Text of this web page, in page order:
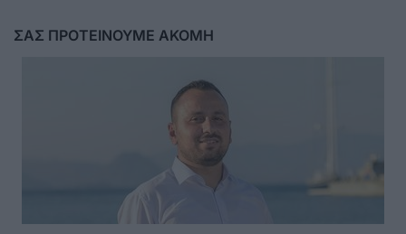
ΣΑΣ ΠΡΟΤΕΙΝΟΥΜΕ ΑΚΟΜΗ